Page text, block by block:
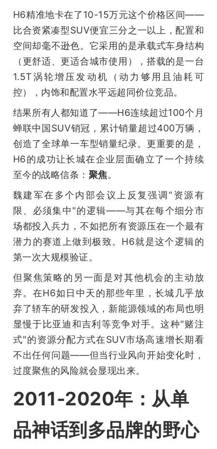
H6精准地卡在了10-15万元这个价格区间——
比合资紧凑型SUV便宜三分之一以上，配置和
空间却毫不逊色。它采用的是承载式车身结构
（更舒适、更适合城市使用），搭载的是一台
1.5T涡轮增压发动机（动力够用且油耗可
控），内饰和配置水平远超同价位竞品。
结果所有人都知道了——H6连续超过100个月
蝉联中国SUV销冠，累计销量超过400万辆，
创造了全球单一车型销量纪录。更重要的是，
H6的成功让长城在企业层面确立了一个持续
至今的战略信条： 聚焦。
魏建军在多个内部会议上反复强调"资源有
限、必须集中"的逻辑——与其在每个细分市
场都投入兵力，不如把所有资源压在一个最有
潜力的赛道上做到极致。H6就是这个逻辑的
第一次大规模验证。
但聚焦策略的另一面是对其他机会的主动放
弃。在H6如日中天的那些年里，长城几乎放
弃了轿车的研发投入，新能源领域的布局也明
显慢于比亚迪和吉利等竞争对手。这种"赌注
式"的资源分配方式在SUV市场高速增长期看
不出任何问题——但当行业风向开始变化时，
过度聚焦的风险就会显现出来。
2011-2020年：从单
品神话到多品牌的野心